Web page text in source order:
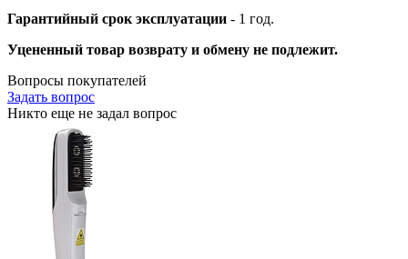
Гарантийный срок эксплуатации - 1 год.
Уцененный товар возврату и обмену не подлежит.
Вопросы покупателей
Задать вопрос
Никто еще не задал вопрос